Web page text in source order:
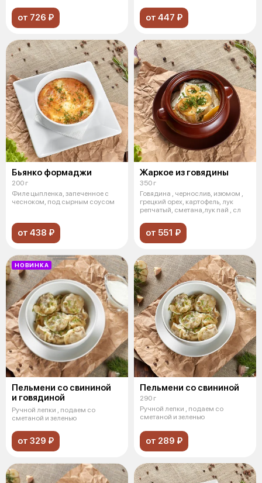
от 726 ₽ от 447 ₽
Бьянко формаджи
200 г
Филе цыпленка, запеченное с
чесноком, под сырным соусом
от 438 ₽
Жаркое из говядины
350 г
Говядина , чернослив, изюмом ,
грецкий орех, картофель, лук
репчатый, сметана,лук пай , сл
от 551 ₽
НОВИНКА
Пельмени со свининой
и говядиной
Ручной лепки , подаем со
сметаной и зеленью
от 329 ₽
Пельмени со свининой
290 г
Ручной лепки , подаем со
сметаной и зеленью
от 289 ₽